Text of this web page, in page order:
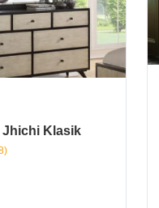
Jhichi Klasik